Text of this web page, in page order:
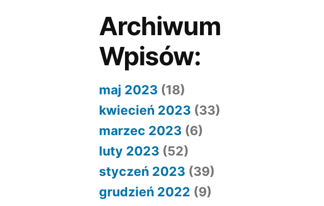
Archiwum
Wpisów:
maj 2023 (18)
kwiecień 2023 (33)
marzec 2023 (6)
luty 2023 (52)
styczeń 2023 (39)
grudzień 2022 (9)